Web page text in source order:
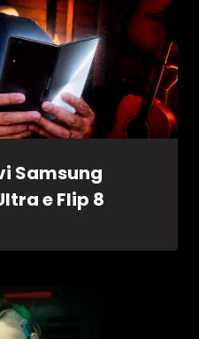
Samsung
e Flip 8